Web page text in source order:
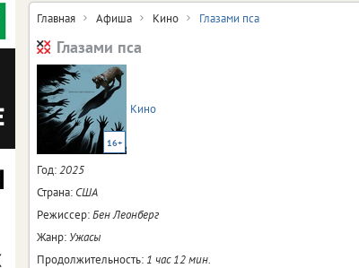
Главная Афиша Кино Глазами пса
Глазами пса
16+
Кино
Год:2025
Страна: США
Режиссер:Бен Леонберг
Жанр: Ужасы
Продолжительность: 1 час 12 мин.